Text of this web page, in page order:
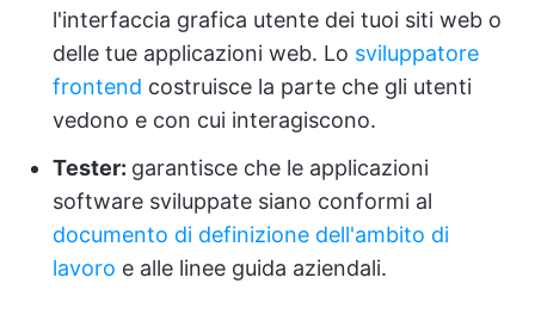
l'interfaccia grafica utente dei tuoi siti web o
delle tue applicazioni web. Lo sviluppatore
frontend costruisce la parte che gli utenti
vedono e con cui interagiscono.
Tester: garantisce che le applicazioni
software sviluppate siano conformi al
documento di definizione dell'ambito di
lavoro e alle linee guida aziendali.